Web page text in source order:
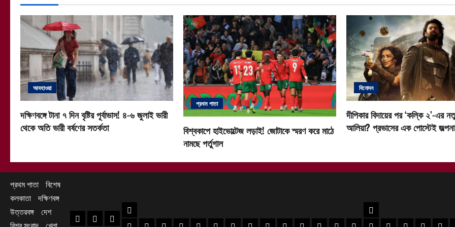
আবহাওয়া
দক্ষিণবঙ্গে টানা ৭ দিন বৃষ্টির পূর্বাভাস! ৪-৬ জুলাই ভারী
থেকে অতি ভারী বর্ষণের সতর্কতা
প্রথম পাতা
বিশ্বকাপে হাইভোল্টেজ লড়াই! জোটাকে স্মরণ করে মাঠে
নামছে পর্তুগাল
বিনোদন
দীপিকার বিদায়ের পর ‘কল্কি ২’-এর
আলিয়া? প্রভাসের এক পোস্টেই জল্পনা
প্রথম পাতা বিশেষ
কলকাতা দক্ষিণবঙ্গ
উত্তরবঙ্গ দেশ
প্রথম পাতা
বিশেষ কলকাতা
দক্ষিণবঙ্গ
হাওড়া খবরদক্ষিণ ২৪ পরগনা খবর
উত্তর ২৪ পরগনা খবর
হুগলি খবরনদিয়া খবরপূর্ব মেদিনীপুর খবর
পশ্চিম মেদিনীপুর খবর
ঝাড়গ্রাম খবর
পুরুলিয়া খবর
বাঁকুড়া খবরপশ্চিম বর্ধমান খবর
পূর্ব বর্ধমান খবর
বীরভূম খবরমুর্শিদাবাদ খবর
উত্তরবঙ্গ
কোচবিহার নিউজ
আলিপুরদুয়ার খবর
জলপাইগুড়ি খবর
শিলিগুড়ি